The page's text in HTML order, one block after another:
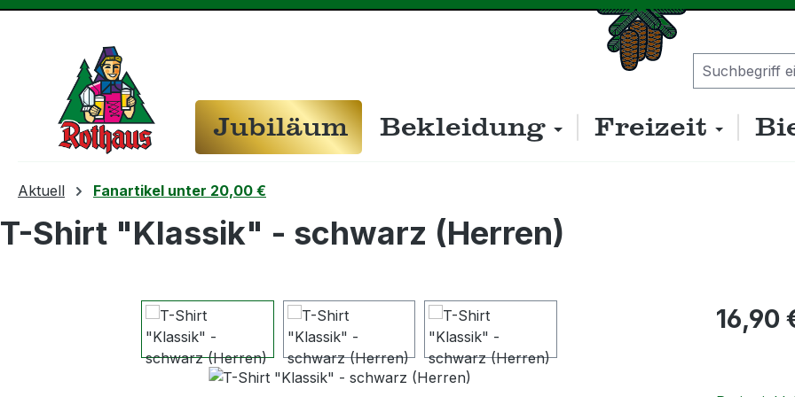
Jubiläum Bekleidung Freizeit
Aktuell Fanartikel unter 20,00 €
T-Shirt "Klassik" - schwarz (Herren)
Bildergalerie überspringen Regulärer
16,90